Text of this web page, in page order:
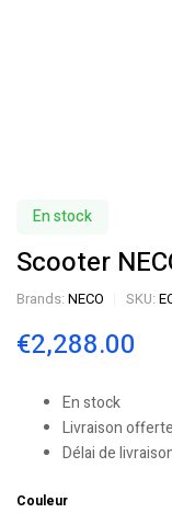
En stock
Scooter
Brands: NECO SKU:
€2,288.00
En stock
Livraison offerte
Délai de
Couleur